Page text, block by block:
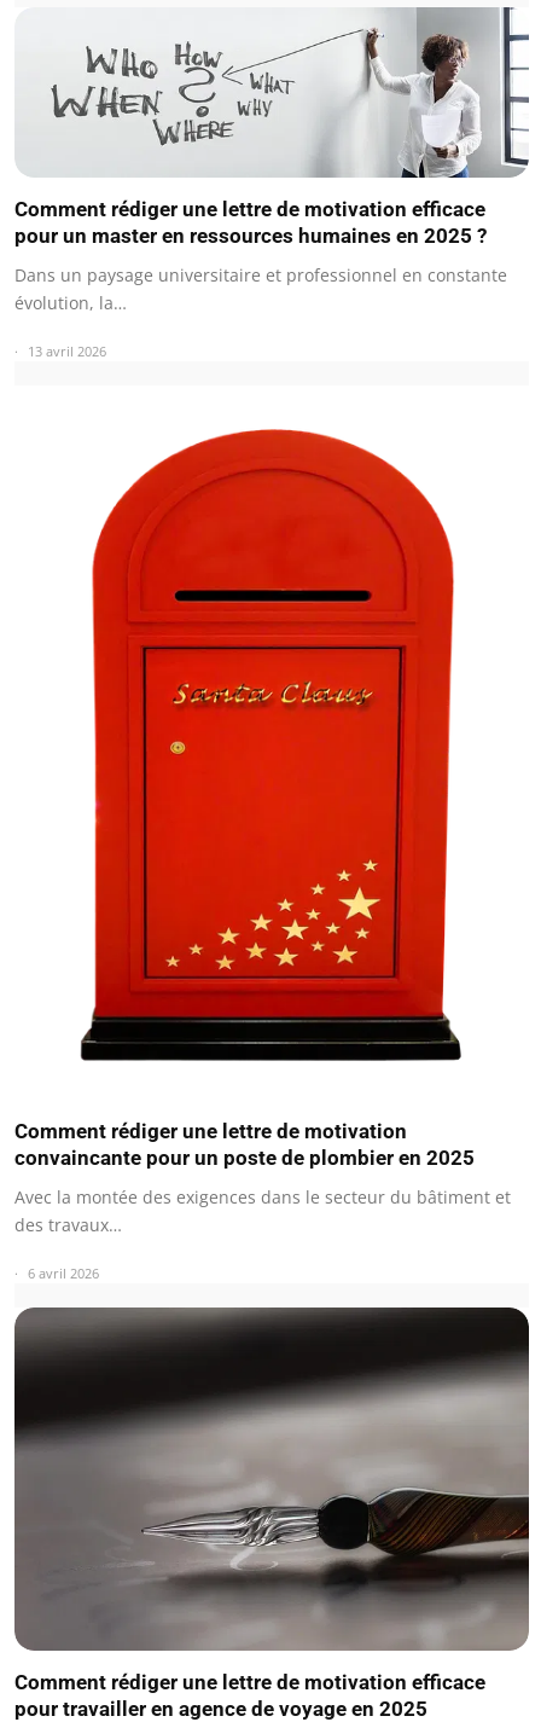
Comment rédiger une lettre de motivation efficace
pour un master en ressources humaines en 2025 ?
Dans un paysage universitaire et professionnel en constante
évolution, la…
13 avril 2026
Comment rédiger une lettre de motivation
convaincante pour un poste de plombier en 2025
Avec la montée des exigences dans le secteur du bâtiment et
des travaux…
6 avril 2026
Comment rédiger une lettre de motivation efficace
pour travailler en agence de voyage en 2025